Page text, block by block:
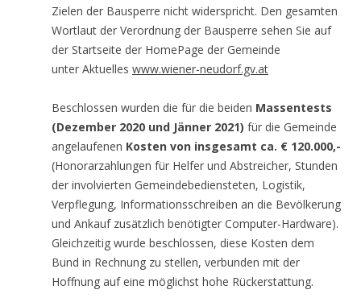
Zielen der Bausperre nicht widerspricht. Den gesamten
Wortlaut der Verordnung der Bausperre sehen Sie auf
der Startseite der HomePage der Gemeinde
unter Aktuelles www.wiener-neudorf.gv.at
Beschlossen wurden die für die beiden Massentests
(Dezember 2020 und Jänner 2021) für die Gemeinde
angelaufenen Kosten von insgesamt ca. € 120.000,-
(Honorarzahlungen für Helfer und Abstreicher, Stunden
der involvierten Gemeindebediensteten, Logistik,
Verpflegung, Informationsschreiben an die Bevölkerung
und Ankauf zusätzlich benötigter Computer-Hardware).
Gleichzeitig wurde beschlossen, diese Kosten dem
Bund in Rechnung zu stellen, verbunden mit der
Hoffnung auf eine möglichst hohe Rückerstattung.